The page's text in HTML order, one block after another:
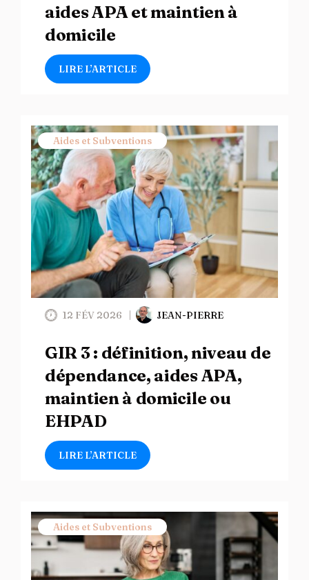
aides APA et maintien à
domicile
LIRE L’ARTICLE
Aides et Subventions
12 FÉV 2026 JEAN-PIERRE
GIR 3 : définition, niveau de
dépendance, aides APA,
maintien à domicile ou
EHPAD
LIRE L’ARTICLE
Aides et Subventions